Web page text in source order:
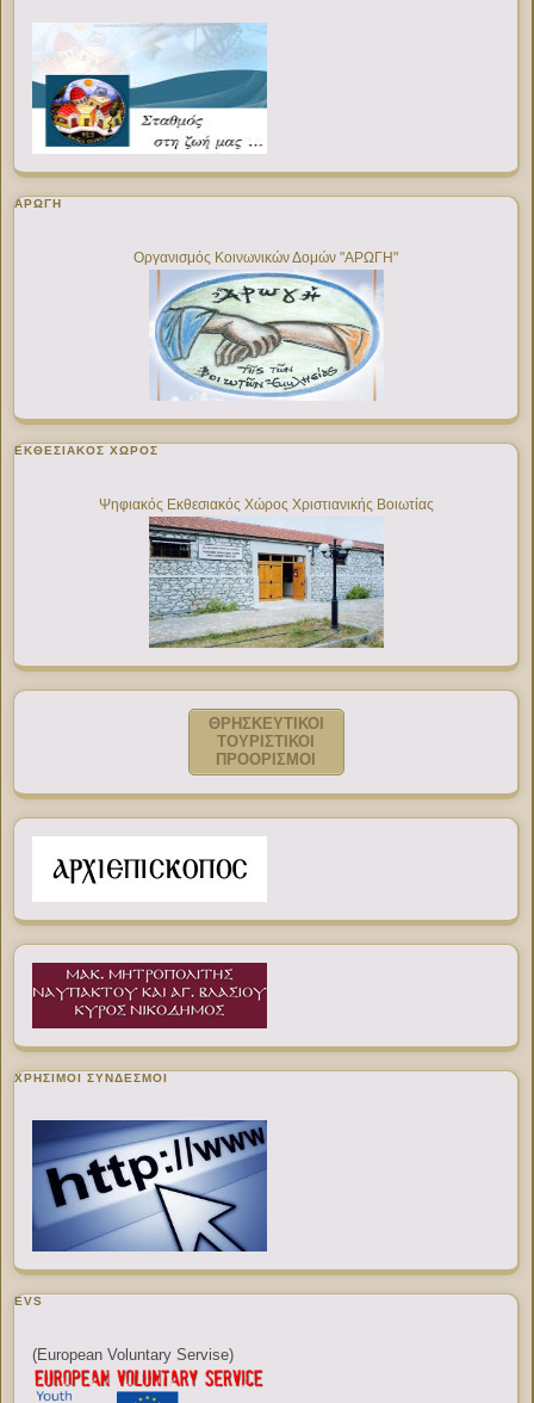
ΑΡΩΓΗ
Οργανισμός Κοινωνικών Δομών "ΑΡΩΓΗ"
ΕΚΘΕΣΙΑΚΌΣ ΧΏΡΟΣ
Ψηφιακός Εκθεσιακός Χώρος Χριστιανικής Βοιωτίας
ΘΡΗΣΚΕΥΤΙΚΟΙ
ΤΟΥΡΙΣΤΙΚΟΙ
ΠΡΟΟΡΙΣΜΟΙ
ΧΡΉΣΙΜΟΙ ΣΎΝΔΕΣΜΟΙ
EVS
(European Voluntary Servise)